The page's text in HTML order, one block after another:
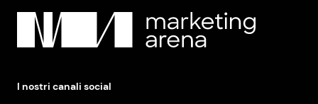
I nostri canali social